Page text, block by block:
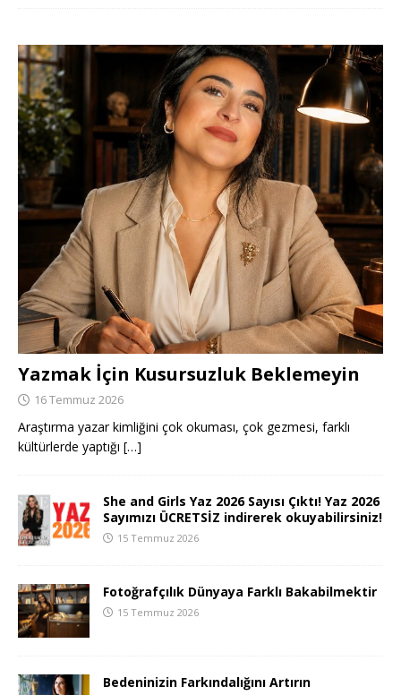
Yazmak İçin Kusursuzluk Beklemeyin
16 Temmuz 2026
Araştırma yazar kimliğini çok okuması, çok gezmesi, farklı
kültürlerde yaptığı […]
She and Girls Yaz 2026 Sayısı Çıktı! Yaz 2026
Sayımızı ÜCRETSİZ indirerek okuyabilirsiniz!
15 Temmuz 2026
Fotoğrafçılık Dünyaya Farklı Bakabilmektir
15 Temmuz 2026
Bedeninizin Farkındalığını Artırın